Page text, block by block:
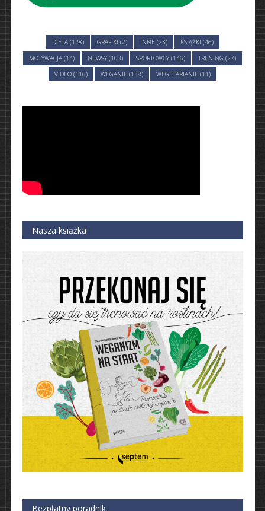
DIETA (128) GRAFIKI (2) INNE (23)
KSIĄŻKI (46)
MOTYWACJA (14)
NEWSY (103) SPORTOWCY (146)
TRENING (27)
VIDEO (116)
WEGANIE (138) WEGETARIANIE (11)
Nasza książka
Bezpłatny poradnik